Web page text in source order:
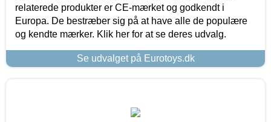
relaterede produkter er CE-mærket og godkendt i
Europa. De bestræber sig på at have alle de populære
og kendte mærker. Klik her for at se deres udvalg.
Se udvalget på Eurotoys.dk